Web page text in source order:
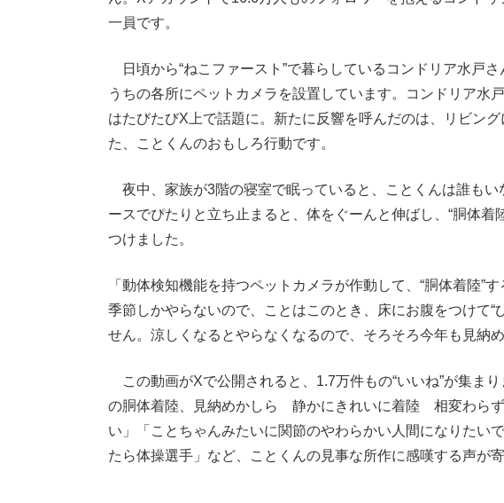
一員です。
日頃から“ねこファースト”で暮らしているコンドリア水戸
うちの各所にペットカメラを設置しています。コンドリア水
はたびたびX上で話題に。新たに反響を呼んだのは、リビン
た、ことくんのおもしろ行動です。
夜中、家族が3階の寝室で眠っていると、ことくんは誰も
ースでぴたりと立ち止まると、体をぐーんと伸ばし、“胴体着
つけました。
「動体検知機能を持つペットカメラが作動して、“胴体着陸”
季節しかやらないので、ことはこのとき、床にお腹をつけて“
せん。涼しくなるとやらなくなるので、そろそろ今年も見納め
この動画がXで公開されると、1.7万件もの“いいね”が集ま
の胴体着陸、見納めかしら 静かにきれいに着陸 相変わら
い」「ことちゃんみたいに関節のやわらかい人間になりた
たら体操選手」など、ことくんの見事な所作に感嘆する声が